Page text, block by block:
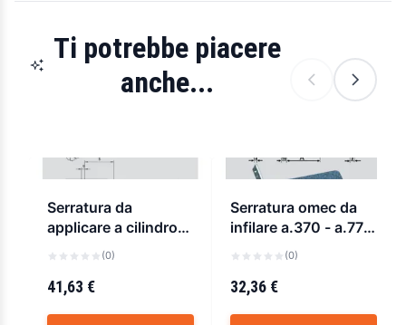
Ti potrebbe piacere
anche...
Serratura da
applicare a cilindro
cisa 50521
(0)
41,63 €
Serratura omec da
infilare a.370 - a.770
(0)
32,36 €